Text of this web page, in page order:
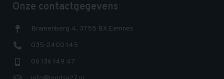
Onze contactgegevens
Bramenberg 4, 3755 BX Eemnes
035-2400 145
06 136 149 47